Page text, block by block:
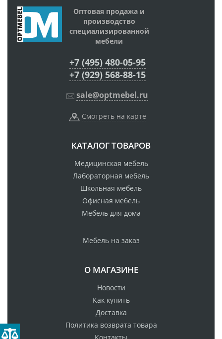
Оптовая продажа и
производство
специализированной
мебели
+7 (495) 480-05-95
+7 (929) 568-88-15
sale@optmebel.ru
Смотреть на карте
КАТАЛОГ ТОВАРОВ
Медицинская мебель
Лабораторная мебель
Школьная мебель
Офисная мебель
Мебель для дома
Мебель на заказ
О МАГАЗИНЕ
Новости
Как купить
Доставка
Политика возврата товара